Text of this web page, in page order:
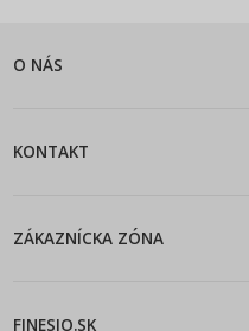
O NÁS
KONTAKT
ZÁKAZNÍCKA ZÓNA
FINESIO.SK